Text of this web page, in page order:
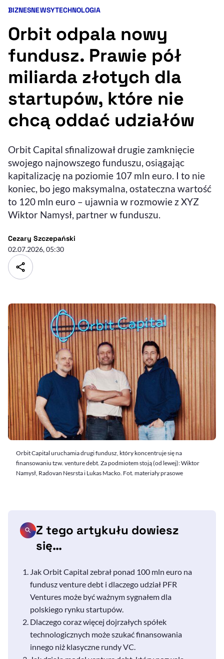
Resetuj opcje
Ułatwienia dostępności wspierają:
Sprawdź, jak i dlaczego zwiększamy dostępność , otwiera się w nowym
Deklaracja dostępności
, otwiera się w
Kategorie artykułu:
BIZNESNEWSYTECHNOLOGIA
Orbit odpala nowy
fundusz. Prawie pół
miliarda złotych dla
startupów, które nie
chcą oddać udziałów
Orbit Capital sfinalizował drugie zamknięcie
swojego najnowszego funduszu, osiągając
kapitalizację na poziomie 107 mln euro. I to nie
koniec, bo jego maksymalna, ostateczna wartość
to 120 mln euro – ujawnia w rozmowie z XYZ
Wiktor Namysł, partner w funduszu.
Cezary Szczepański
02.07.2026, 05:30
Orbit Capital uruchamia drugi fundusz, który koncentruje się na
finansowaniu tzw. venture debt. Za podmiotem stoją (od lewej): Wiktor
Namysł, Radovan Nesrsta i Lukas Macko. Fot. materiały prasowe
Z tego artykułu dowiesz
się…
Jak Orbit Capital zebrał ponad 100 mln euro na
funduszventure debt i dlaczego udział PFR
Ventures może być ważnym sygnałem dla
polskiego rynku startupów.
Dlaczego coraz więcej dojrzałych spółek
technologicznych może szukać finansowania
innego niż klasyczne rundy VC.